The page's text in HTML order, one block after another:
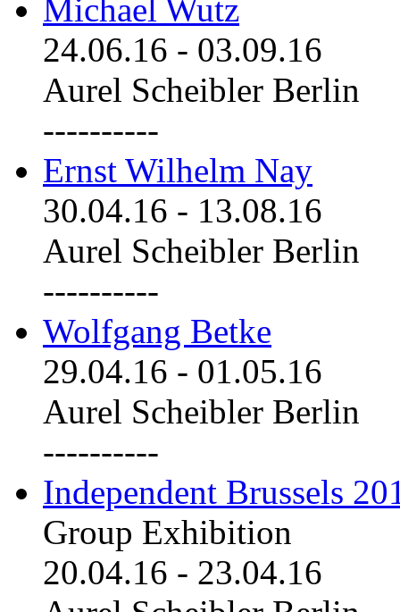
Michael Wutz
24.06.16 - 03.09.16
Aurel Scheibler Berlin
----------
Ernst Wilhelm Nay
30.04.16 - 13.08.16
Aurel Scheibler Berlin
----------
Wolfgang Betke
29.04.16 - 01.05.16
Aurel Scheibler Berlin
----------
Independent Brussels
Group Exhibition
20.04.16 - 23.04.16